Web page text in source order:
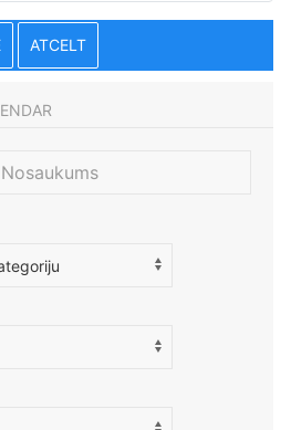
ATCELT
lai filtrētu sarakstu